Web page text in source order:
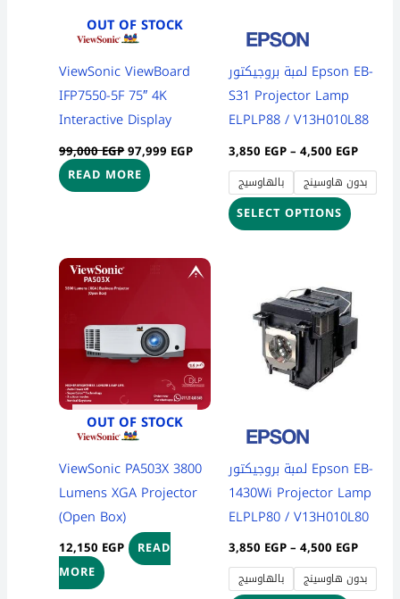
OUT OF STOCK
ViewSonic ViewBoard
IFP7550-5F 75″ 4K
Interactive Display
99,000EGP97,999 EGP
READ MORE
لمبة بروجيكتور Epson EB-
S31 Projector Lamp
ELPLP88 / V13H010L88
3,850 EGP– 4,500 EGP
بالهاوسيج بدون هاوسينج
SELECT OPTIONS
be
on
product
page
OUT OF STOCK
ViewSonic PA503X 3800
Lumens XGA Projector
(Open Box)
12,150 EGP
READ
MORE
لمبة بروجيكتور Epson EB-
1430Wi Projector Lamp
ELPLP80 / V13H010L80
3,850 EGP– 4,500 EGP
4,500
بالهاوسيج بدون هاوسينج
product
has
multiple
be
chosen
on
product
page